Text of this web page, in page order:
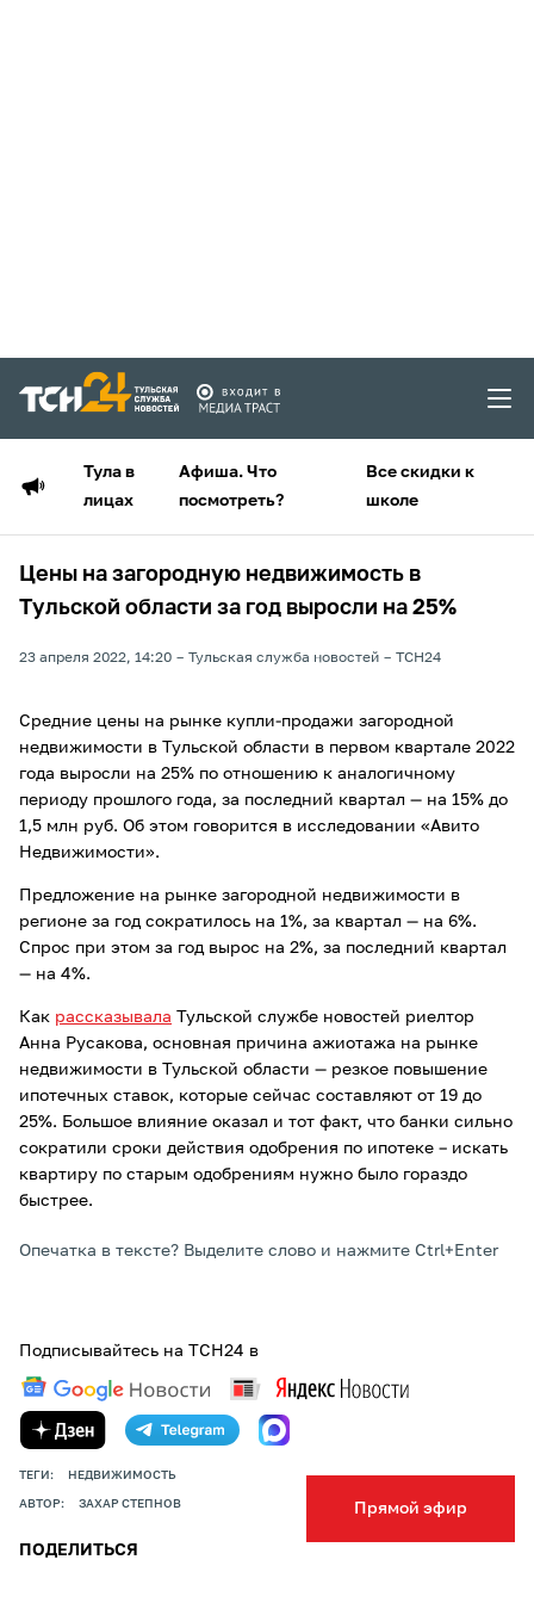
Тула в
лицах
Афиша. Что
посмотреть?
Все скидки к
школе
Прямой эфир
Цены на загородную недвижимость в
Тульской области за год выросли на 25%
23 апреля 2022, 14:20 Тульская служба новостей ТСН24
Средние цены на рынке купли-продажи загородной
недвижимости в Тульской области в первом квартале 2022
года выросли на 25% по отношению к аналогичному
периоду прошлого года, за последний квартал — на 15% до
1,5 млн руб. Об этом говорится в исследовании «Авито
Недвижимости».
Предложение на рынке загородной недвижимости в
регионе за год сократилось на 1%, за квартал — на 6%.
Спрос при этом за год вырос на 2%, за последний квартал
— на 4%.
Как рассказывала Тульской службе новостей риелтор
Анна Русакова, основная причина ажиотажа на рынке
недвижимости в Тульской области — резкое повышение
ипотечных ставок, которые сейчас составляют от 19 до
25%. Большое влияние оказал и тот факт, что банки сильно
сократили сроки действия одобрения по ипотеке – искать
квартиру по старым одобрениям нужно было гораздо
быстрее.
Опечатка в тексте? Выделите слово и нажмите Ctrl+Enter
Подписывайтесь на ТСН24 в
ТЕГИ: НЕДВИЖИМОСТЬ
АВТОР: ЗАХАР СТЕПНОВ
ПОДЕЛИТЬСЯ